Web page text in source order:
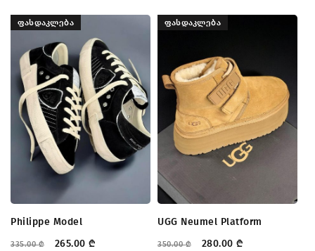
ᲤᲐᲡᲓᲐᲙᲚᲔᲑᲐ
Philippe Model
335.00₾ 265.00 ₾
ᲤᲐᲡᲓᲐᲙᲚᲔᲑᲐ
UGG Neumel Platform
350.00₾ 280.00 ₾